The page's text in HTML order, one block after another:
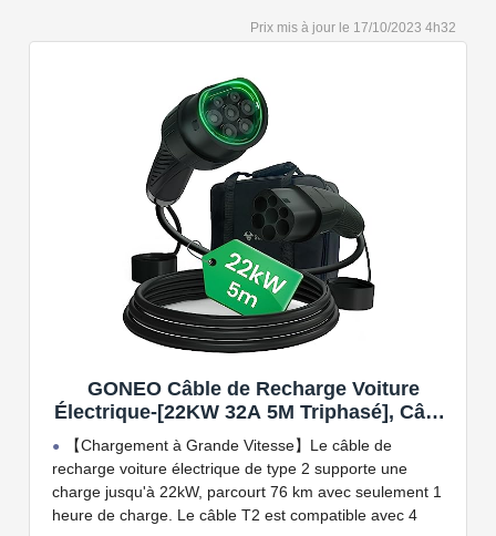
Capacité de charge à puissance réglable jusqu'à 22
kW. Câble de charge Type 2 de 5 ou 7 mètres de long.
Compatible avec tous les compteurs d'énergie Wallbox
permettant d'éviter les pannes de courant, les surprises
sur vos factures d'énergie et de charger votre VE avec
vos panneaux solaires.
17/10/2023 4h32
GONEO Câble de Recharge Voiture
Électrique-[22KW 32A 5M Triphasé], Câble
Type 2 à Type 2 EV/PHEV, Câble T2 avec
Sac de Transport, Compatible avec Model
3/S/X/Y, e-208, ID.5, E-Tron, IONIQ 5, Zoe,
etc
【Chargement à Grande Vitesse】Le câble de
recharge voiture électrique de type 2 supporte une
charge jusqu'à 22kW, parcourt 76 km avec seulement 1
heure de charge. Le câble T2 est compatible avec 4